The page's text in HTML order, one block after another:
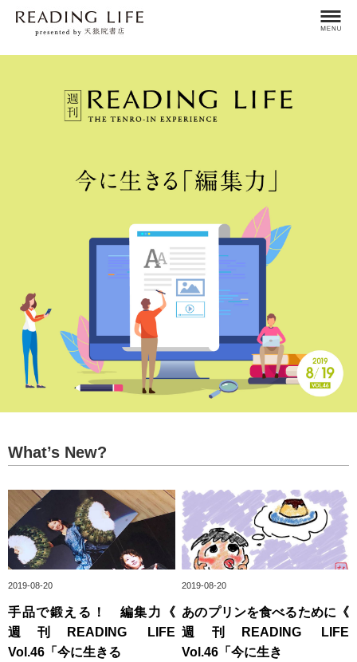
What’s New?
2019-08-20
手品で鍛える！ 編集力《
週刊READING LIFE
Vol.46「今に生きる
2019-08-20
あのプリンを食べるために《
週刊READING LIFE
Vol.46「今に生き